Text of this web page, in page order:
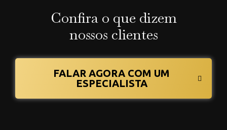
Confira o que dizem
nossos clientes
FALAR AGORA COM UM
ESPECIALISTA